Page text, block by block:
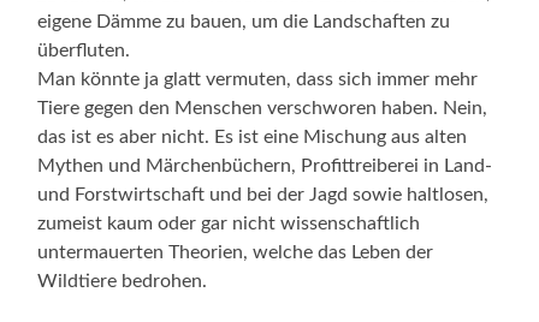
eigene Dämme zu bauen, um die Landschaften zu
überfluten.
Man könnte ja glatt vermuten, dass sich immer mehr
Tiere gegen den Menschen verschworen haben. Nein,
das ist es aber nicht. Es ist eine Mischung aus alten
Mythen und Märchenbüchern, Profittreiberei in Land-
und Forstwirtschaft und bei der Jagd sowie haltlosen,
zumeist kaum oder gar nicht wissenschaftlich
untermauerten Theorien, welche das Leben der
Wildtiere bedrohen.